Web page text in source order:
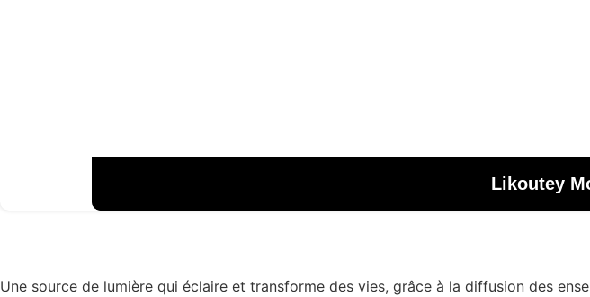
Likoutey
Une source de lumière qui éclaire et transforme des vies, grâce à la diffusion des